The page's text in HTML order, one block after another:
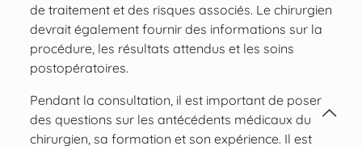
de traitement et des risques associés. Le chirurgien
devrait également fournir des informations sur la
procédure, les résultats attendus et les soins
postopératoires.
Pendant la consultation, il est important de poser
des questions sur les antécédents médicaux du
chirurgien, sa formation et son expérience. Il est